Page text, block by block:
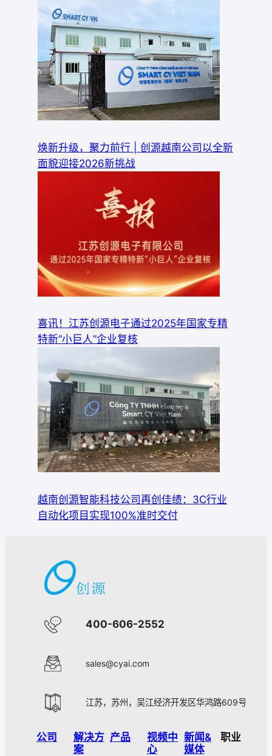
焕新升级，聚力前行 | 创源越南公司以全新
面貌迎接2026新挑战
喜讯！江苏创源电子通过2025年国家专精
特新“小巨人”企业复核
越南创源智能科技公司再创佳绩：3C行业
自动化项目实现100%准时交付
400-606-2552
sales@cyai.com
江苏，苏州，吴江经济开发区华鸿路609号
公司
解决方
案
产品
视频中
心
新闻&
媒体
职业